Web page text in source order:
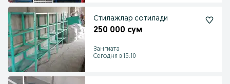
Стилажлар сотилади
250 000 сум
Зангиата
Сегодня в 15:10